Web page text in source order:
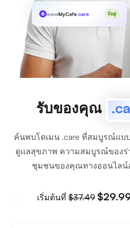
wwwMyCafe.care มีอยู่!
รับของคุณ
ค้นพบโดเมน .care ที่สมบูรณ์แบ
ดูแลสุขภาพ ความสมบูรณ์ของร่
ชุมชนของคุณทางออนไลน์
เริ่มต้นที่ $37.49